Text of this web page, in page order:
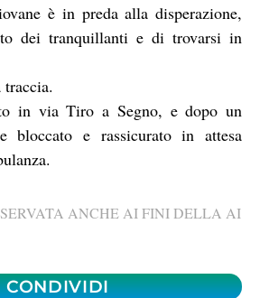
è in preda alla disperazione,
dei tranquillanti e di trovarsi in
in via Tiro a Segno, e dopo un
bloccato e rassicurato in attesa
ANCHE AI FINI DELLA AI
CONDIVIDI